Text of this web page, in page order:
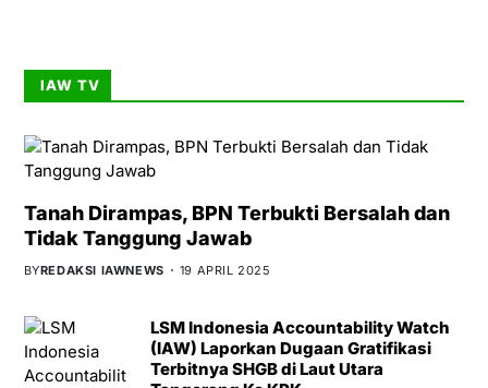
IAW TV
Tanah Dirampas, BPN Terbukti Bersalah dan
Tidak Tanggung Jawab
BYREDAKSI IAWNEWS 19 APRIL 2025
LSM Indonesia Accountability Watch
(IAW) Laporkan Dugaan Gratifikasi
Terbitnya SHGB di Laut Utara